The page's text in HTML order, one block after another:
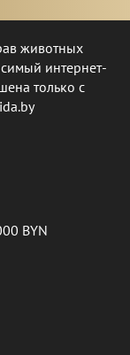
животных
интернет-
только с
BYN